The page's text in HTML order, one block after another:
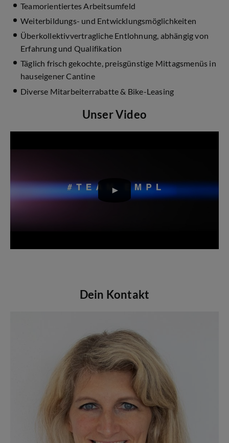
Teamorientiertes Arbeitsumfeld
Weiterbildungs- und Entwicklungsmöglichkeiten
Überkollektivvertragliche Entlohnung, abhängig von
Erfahrung und Qualifikation
Täglich frisch gekochte, preisgünstige Mittagsmenüs in
hauseigener Cantine
Diverse Mitarbeiterrabatte & Bike-Leasing
Unser Video
Dein Kontakt